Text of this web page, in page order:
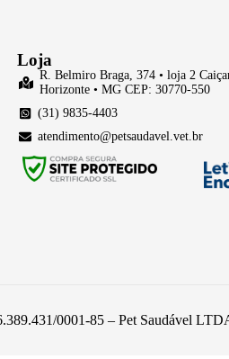
Loja
R. Belmiro Braga, 374 • loja 2
Horizonte • MG CEP: 30770-550
(31) 9835-4403
atendimento@petsaudavel.vet.br
0001-85 – Pet Saudável